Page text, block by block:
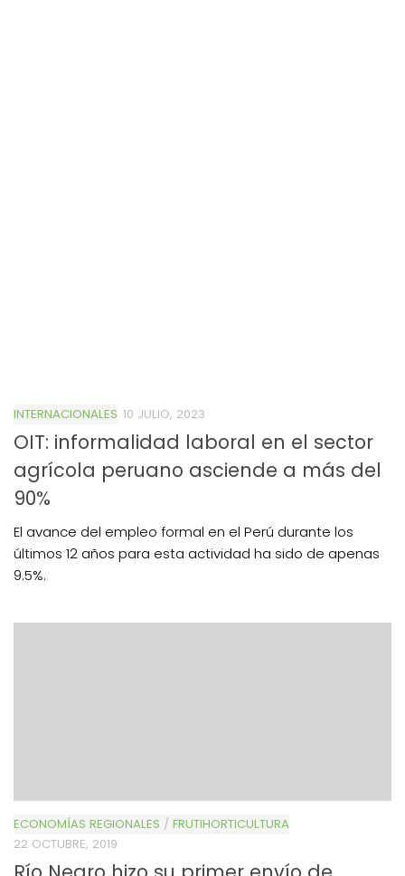
INTERNACIONALES 10 JULIO, 2023
OIT: informalidad laboral en el sector
agrícola peruano asciende a más del
90%
El avance del empleo formal en el Perú durante los
últimos 12 años para esta actividad ha sido de apenas
9.5%.
ECONOMÍAS REGIONALES / FRUTIHORTICULTURA
22 OCTUBRE, 2019